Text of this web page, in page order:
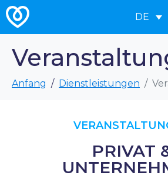
DE
Anfang Dienstleistungen
PRIVAT